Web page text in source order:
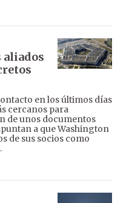
aliados
en los últimos días
cercanos para
de unos documentos
a que Washington
de sus socios como